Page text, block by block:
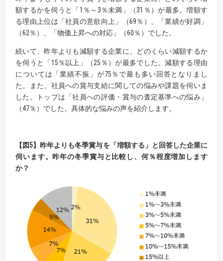
額するかを伺うと「1％～3％未満」（31％）が最多。増額す
る理由上位は「社員の意欲向上」（69％）、「業績が好調」
（62％）、「物価上昇への対応」（60％）でした。
続いて、昨年よりも減額する企業に、どのくらい減額するか
を伺うと「15％以上」（25％）が最多でした。減額する理由
については「業績不振」が75％で最も多い回答となりまし
た。また、社員への賞与支給に関しての悩みや課題を伺いま
した。トップは「社員への評価・賞与の査定基準への悩み」
（47％）でした。具体的な悩みの声を紹介します。
【 図5】 昨年よりも冬季賞与を「増額する」と回答した企業に
伺います。 昨年の冬季賞与と比較し、何％程度増加します
か？